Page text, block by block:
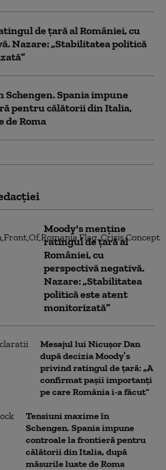
de țară al României, cu
Nazare: „Stabilitatea politică
Spania impune
pentru călătorii din Italia,
de Roma
Moody's menține
ratingul de țară al
României, cu
perspectivă negativă.
Nazare: „Stabilitatea
politică este atent
monitorizată”
Mesajul lui Nicușor Dan
după decizia Moody’s
privind ratingul de țară: „A
confirmat pașii importanți
pe care România i-a făcut”
Tensiuni maxime în
Schengen. Spania impune
controale la frontieră pentru
călătorii din Italia, după
măsurile luate de Roma